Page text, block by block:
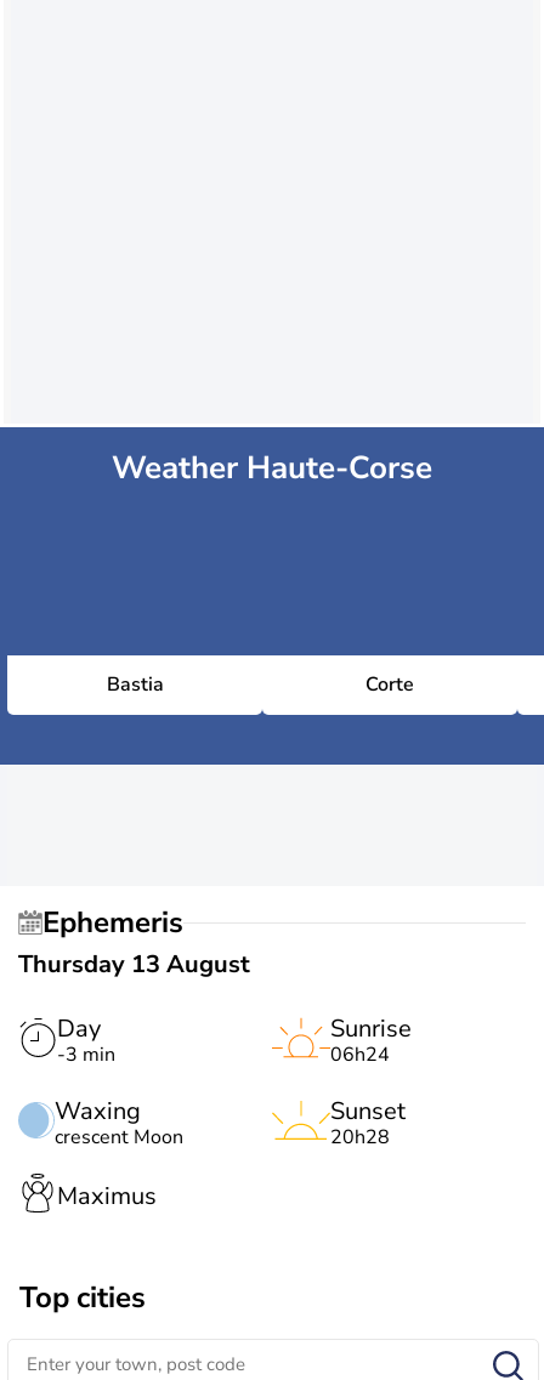
Weather Haute-Corse
Bastia Corte
Ephemeris
Thursday 13 August
Day
-3 min
Waxing
crescent Moon
Sunrise
06h24
Sunset
20h28
Maximus
Top cities